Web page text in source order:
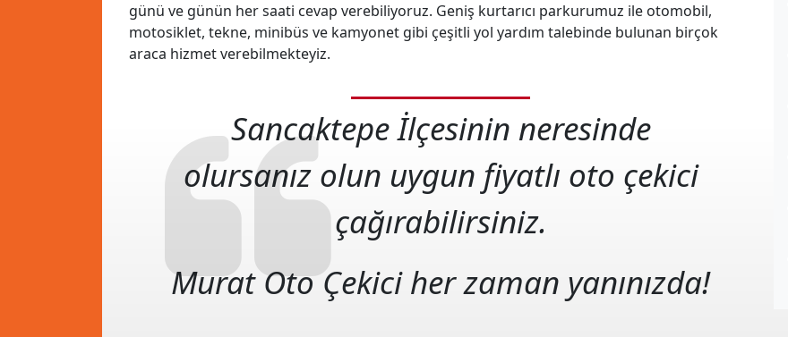
günü ve günün her saati cevap verebiliyoruz. Geniş kurtarıcı parkurumuz ile otomobil,
motosiklet, tekne, minibüs ve kamyonet gibi çeşitli yol yardım talebinde bulunan birçok
araca hizmet verebilmekteyiz.
Sancaktepe İlçesinin neresinde
olursanız olun uygun fiyatlı oto çekici
çağırabilirsiniz.
Murat Oto Çekici her zaman yanınızda!